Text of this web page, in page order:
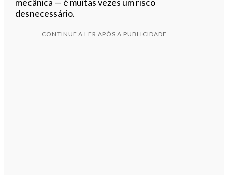
desnecessário.
CONTINUE A LER APÓS A PUBLICIDADE